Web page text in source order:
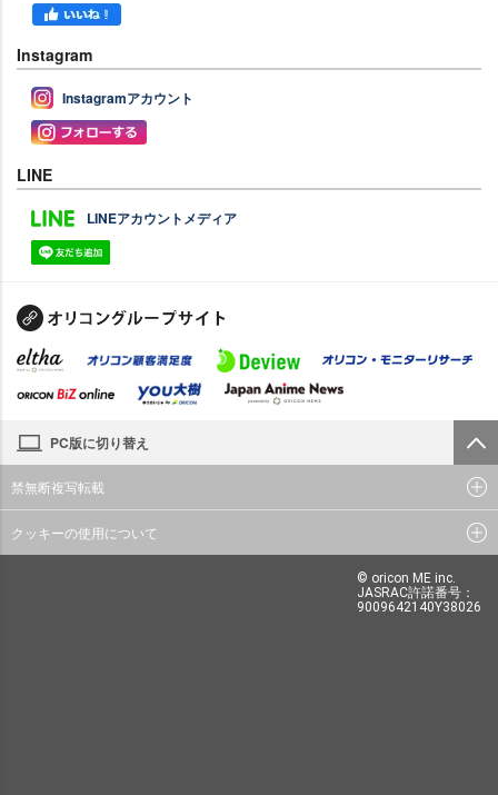
Instagram
Instagramアカウント
LINE
LINEアカウントメディア
PC版に切り替え
禁無断複写転載
クッキーの使用について
© oricon ME inc.
JASRAC許諾番号：
9009642140Y38026